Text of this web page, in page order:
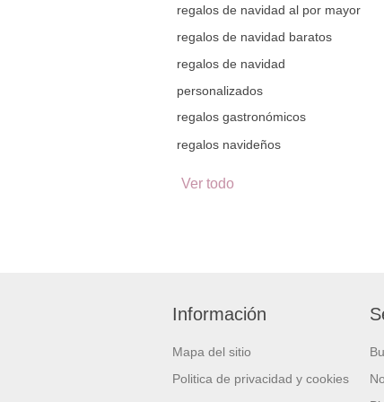
regalos de navidad al por mayor
regalos de navidad baratos
regalos de navidad
personalizados
regalos gastronómicos
regalos navideños
Ver todo
Información
Mapa del sitio
Politica de privacidad y cookies